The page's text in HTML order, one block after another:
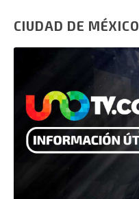
CIUDAD DE MÉXICO